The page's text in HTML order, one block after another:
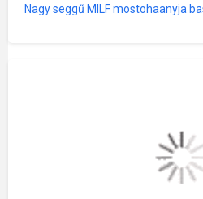
Nagy seggű MILF mostohaanyja